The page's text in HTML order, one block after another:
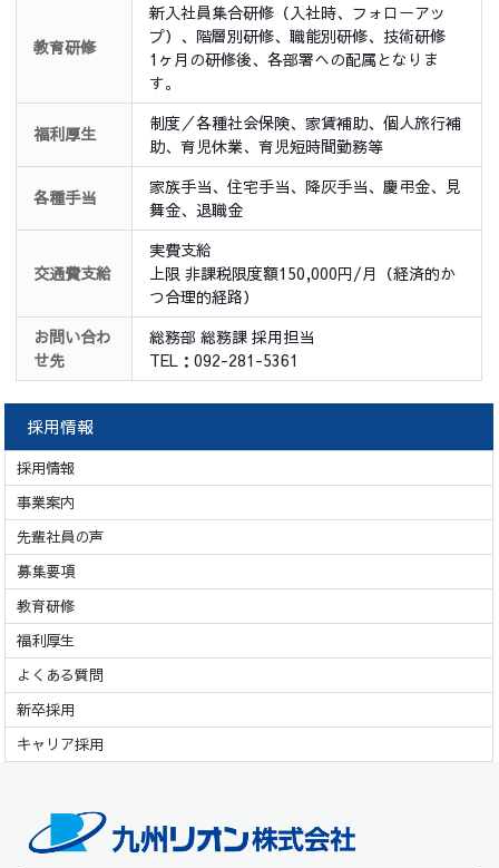
教育研修
新入社員集合研修（入社時、フォローアッ
プ）、階層別研修、職能別研修、技術研修
1ヶ月の研修後、各部署への配属となりま
す。
福利厚生
制度／各種社会保険、家賃補助、個人旅行補
助、育児休業、育児短時間勤務等
各種手当
家族手当、住宅手当、降灰手当、慶弔金、見
舞金、退職金
交通費支給
実費支給
上限 非課税限度額150,000円/月（経済的か
つ合理的経路）
お問い合わ
せ先
総務部 総務課 採用担当
TEL：092-281-5361
採用情報
採用情報
事業案内
先輩社員の声
募集要項
教育研修
福利厚生
よくある質問
新卒採用
キャリア採用